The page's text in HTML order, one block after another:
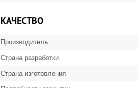
КАЧЕСТВО
Производитель
Страна разработки
Страна изготовления